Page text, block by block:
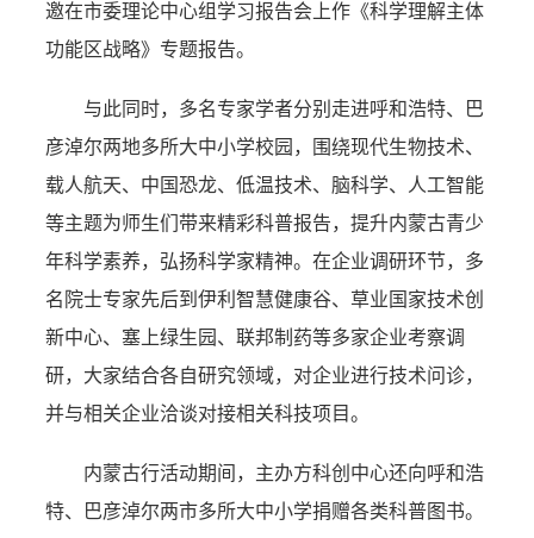
邀在市委理论中心组学习报告会上作《科学理解主体
功能区战略》专题报告。
与此同时，多名专家学者分别走进呼和浩特、巴
彦淖尔两地多所大中小学校园，围绕现代生物技术、
载人航天、中国恐龙、低温技术、脑科学、人工智能
等主题为师生们带来精彩科普报告，提升内蒙古青少
年科学素养，弘扬科学家精神。在企业调研环节，多
名院士专家先后到伊利智慧健康谷、草业国家技术创
新中心、塞上绿生园、联邦制药等多家企业考察调
研，大家结合各自研究领域，对企业进行技术问诊，
并与相关企业洽谈对接相关科技项目。
内蒙古行活动期间，主办方科创中心还向呼和浩
特、巴彦淖尔两市多所大中小学捐赠各类科普图书。